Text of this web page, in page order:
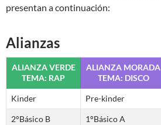
presentan a continuación:
Alianzas
ALIANZA VERDE
TEMA: RAP
ALIANZA MORADA
TEMA: DISCO
Kinder Pre-kinder
2°Básico B 1°Básico A